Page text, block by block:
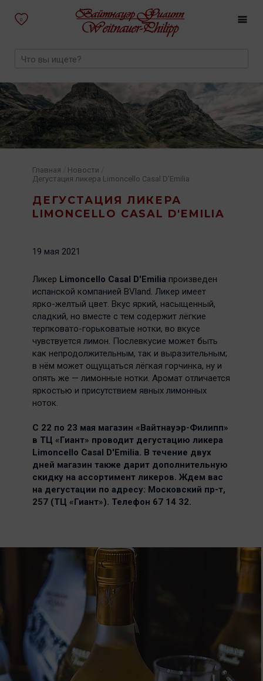
0
ДЕГУСТАЦИЯ ЛИКЕРА
LIMONCELLO CASAL D'EMILIA
Главная Новости
Дегустация ликера Limoncello Casal D'Emilia
19 мая 2021
Ликер Limoncello Casal D'Emilia произведен
испанской компанией BVland. Ликер имеет
ярко-желтый цвет. Вкус яркий, насыщенный,
сладкий, но вместе с тем содержит лёгкие
терпковато-горьковатые нотки, во вкусе
чувствуется лимон. Послевкусие может быть
как непродолжительным, так и выразительным;
в нём может ощущаться лёгкая горчинка, ну и
опять же — лимонные нотки. Аромат отличается
яркостью и присутствием явных лимонных
ноток.
С 22 по 23 мая магазин «Вайтнауэр-Филипп»
в ТЦ «Гиант» проводит дегустацию ликера
Limoncello Casal D'Emilia. В течение двух
дней магазин также дарит дополнительную
скидку на ассортимент ликеров. Ждем вас
на дегустации по адресу: Московский пр-т,
257 (ТЦ «Гиант»). Телефон 67 14 32.